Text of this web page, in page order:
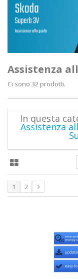
Assistenza
Ci sono 32 prodotti.
In questa
Assistenza
1 2